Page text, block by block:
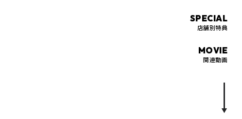
SPECIAL
店舗別特典
MOVIE
関連動画